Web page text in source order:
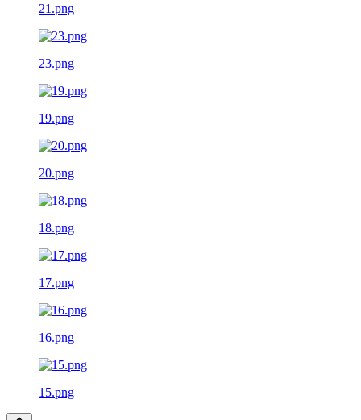
21.png
23.png
19.png
20.png
18.png
17.png
16.png
15.png